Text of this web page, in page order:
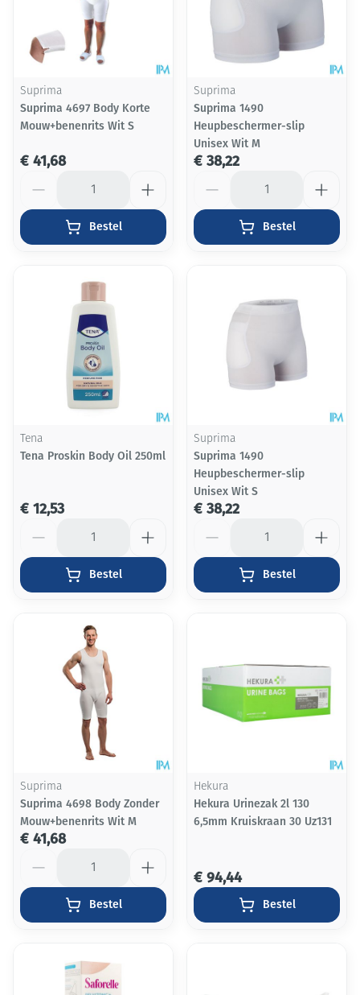
Suprima
Suprima 4697 Body Korte
Mouw+benenrits Wit S
€ 41,68
Bestel
Suprima
Suprima 1490
Heupbeschermer-slip
Unisex Wit M
€ 38,22
Bestel
Tena
Tena Proskin Body Oil 250ml
€ 12,53
Bestel
Suprima
Suprima 1490
Heupbeschermer-slip
Unisex Wit S
€ 38,22
Bestel
Suprima
Suprima 4698 Body Zonder
Mouw+benenrits Wit M
€ 41,68
Bestel
Hekura
Hekura Urinezak 2l 130
6,5mm Kruiskraan 30 Uz131
€ 94,44
Bestel